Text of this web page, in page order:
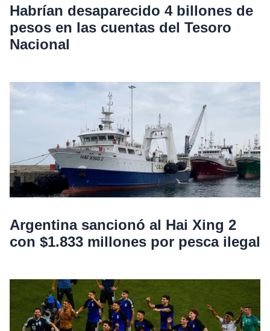
Habrían desaparecido 4 billones de
pesos en las cuentas del Tesoro
Nacional
Argentina sancionó al Hai Xing 2
con $1.833 millones por pesca ilegal